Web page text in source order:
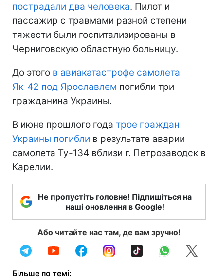
пострадали два человека. Пилот и
пассажир с травмами разной степени
тяжести были госпитализированы в
Черниговскую областную больницу.
До этого в авиакатастрофе самолета
Як-42 под Ярославлем погибли три
гражданина Украины.
В июне прошлого года трое граждан
Украины погибли в результате аварии
самолета Ту-134 вблизи г. Петрозаводск в
Карелии.
Не пропустіть головне! Підпишіться на
наші оновлення в Google!
Або читайте нас там, де вам зручно!
Більше по темі: